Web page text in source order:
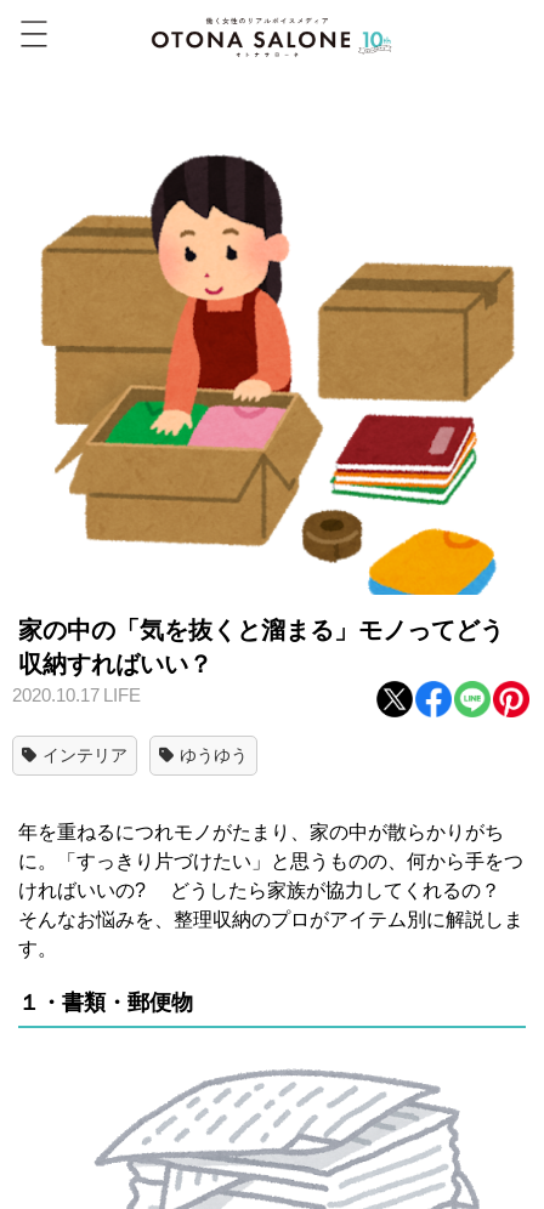
家の中の「気を抜くと溜まる」モノってどう
収納すればいい？
2020.10.17 LIFE
インテリア ゆうゆう
年を重ねるにつれモノがたまり、家の中が散らかりがち
に。「すっきり片づけたい」と思うものの、何から手をつ
ければいいの? どうしたら家族が協力してくれるの？
そんなお悩みを、整理収納のプロがアイテム別に解説しま
す。
１・書類・郵便物